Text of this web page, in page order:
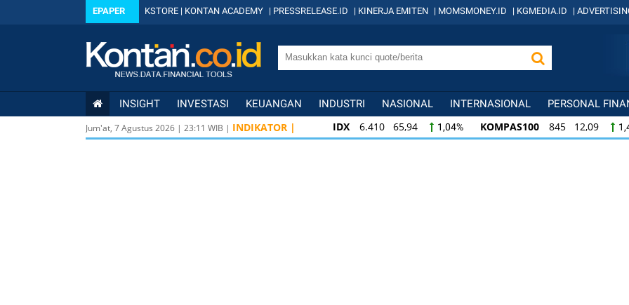
EPAPER KSTORE | KONTAN ACADEMY | PRESSRELEASE.ID | KINERJA EMITEN | MOMSMONEY.ID | KGMEDIA.ID |
INSIGHT INVESTASI KEUANGAN INDUSTRI NASIONAL INTERNASIONAL PERSONAL
Jum'at, 7 Agustus 2026 | 23:11 WIB | INDIKATOR | IDX 6.410 65,94 1,04% KOMPAS100 845 12,09
KOMPAS100 845 12,09 1,45% LQ45 640 9,44